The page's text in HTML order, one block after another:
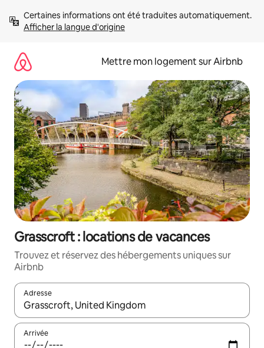
directement
Afficher la langue d'origine
Mettre mon logement sur Airbnb
Grasscroft : locations de vacances
Trouvez et réservez des hébergements uniques sur
Airbnb
Adresse
Lorsque les résultats s'affichent, utilisez les flèches vers le
Arrivée